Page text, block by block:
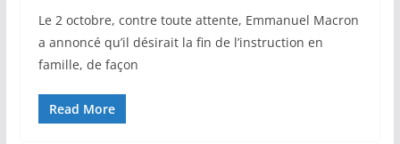
Le 2 octobre, contre toute attente, Emmanuel Macron
a annoncé qu’il désirait la fin de l’instruction en
famille, de façon
Read More